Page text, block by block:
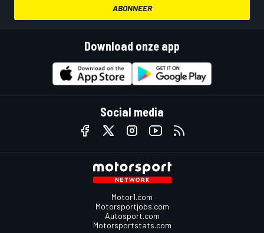
ABONNEER
Download onze app
Social media
Motor1.com
Motorsportjobs.com
Autosport.com
Motorsportstats.com